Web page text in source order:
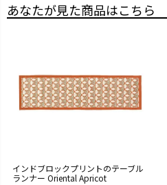
あなたが見た商品はこちら
インドブロックプリントのテーブル
ランナー Oriental Apricot